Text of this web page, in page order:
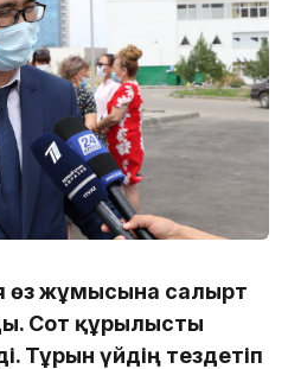
өз жұмысына салғырт
Сот құрылысты
Тұрғын үйдің тездетіп